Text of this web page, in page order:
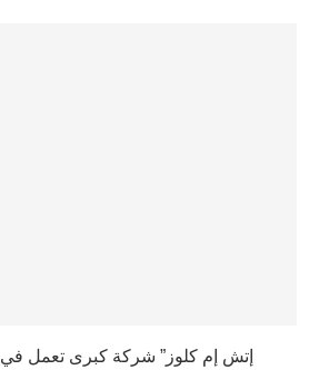
إتش إم كلوز” شركة كبرى تعمل في 27 دولة حول...